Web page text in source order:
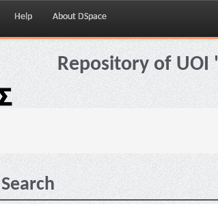
Help About DSpace
Repository of UOI
Search